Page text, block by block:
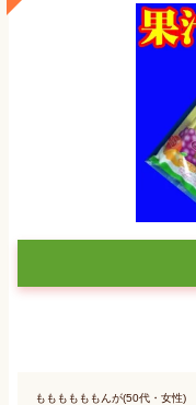
ももももももんが(50代・女性)